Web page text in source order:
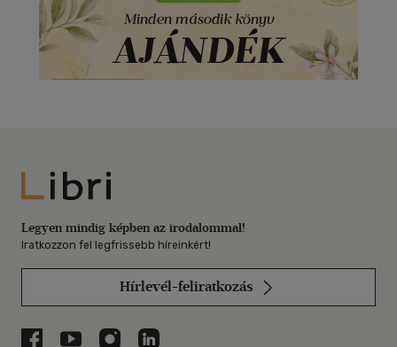
Libri
Legyen mindig képben az irodalommal!
Iratkozzon fel legfrissebb híreinkért!
Hírlevél-feliratkozás
Libri a Facebookon
Libri a Youtube-on
Libri az Instagramon
Libri a LinkedInen